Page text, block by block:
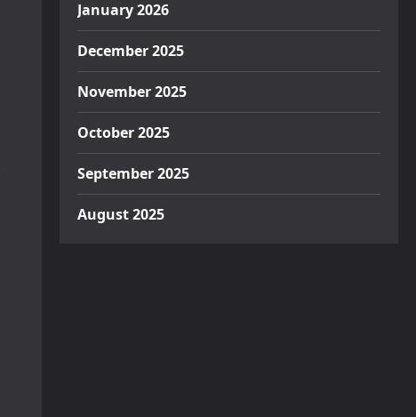
January 2026
December 2025
November 2025
October 2025
September 2025
August 2025